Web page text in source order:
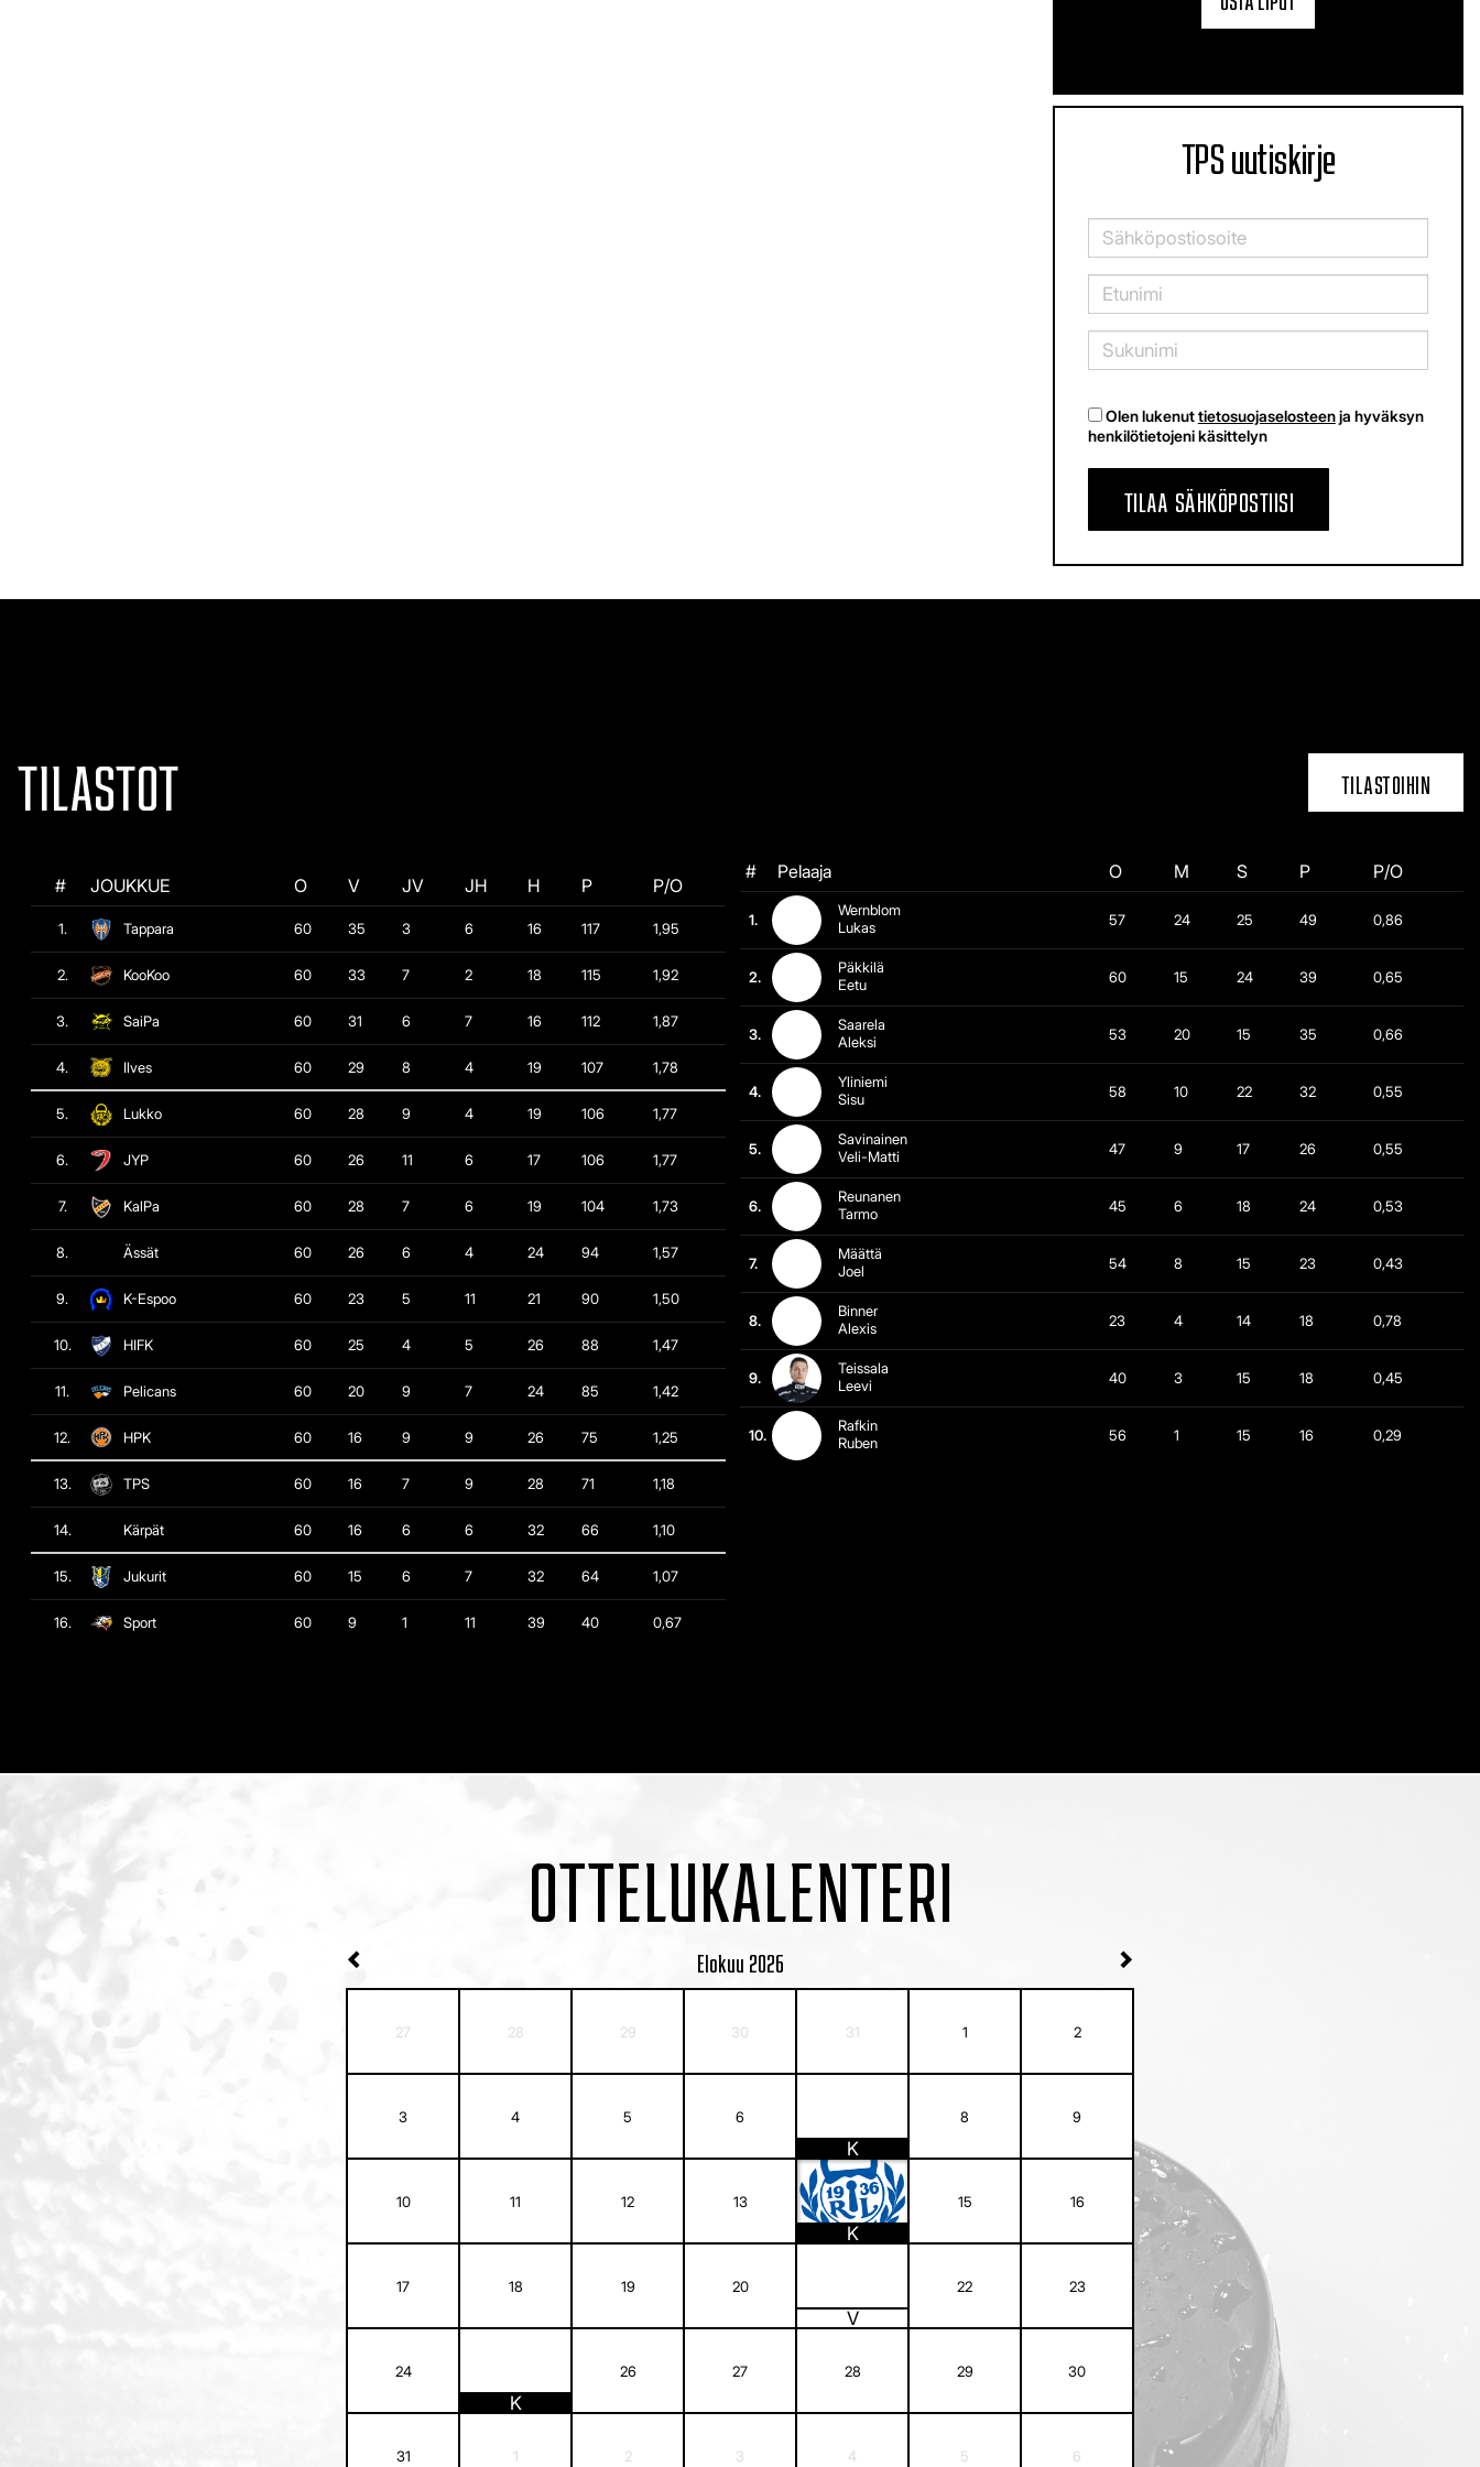
TPS uutiskirje
Olen lukenuttietosuojaselosteenja hyväksyn
henkilötietojeni käsittelyn
TILAA SÄHKÖPOSTIISI
TILASTOT TILASTOIHIN
# JOUKKUE O V JV JH H P P/O
1. Tappara 60 35 3 6 16 117 1,95
2. KooKoo 60 33 7 2 18 115 1,92
3. SaiPa 60 31 6 7 16 112 1,87
4. Ilves 60 29 8 4 19 107 1,78
5. Lukko 60 28 9 4 19 106 1,77
6. JYP 60 26 11 6 17 106 1,77
7. KalPa 60 28 7 6 19 104 1,73
8. Ässät 60 26 6 4 24 94 1,57
9. K-Espoo 60 23 5 11 21 90 1,50
10. HIFK 60 25 4 5 26 88 1,47
11. Pelicans 60 20 9 7 24 85 1,42
12. HPK 60 16 9 9 26 75 1,25
13. TPS 60 16 7 9 28 71 1,18
14. Kärpät 60 16 6 6 32 66 1,10
15. Jukurit 60 15 6 7 32 64 1,07
16. Sport 60 9 1 11 39 40 0,67
# Pelaaja O M S P P/O
1.
Wernblom
Lukas
57 24 25 49 0,86
2.
Päkkilä
Eetu
60 15 24 39 0,65
3.
Saarela
Aleksi
53 20 15 35 0,66
4.
Yliniemi
Sisu
58 10 22 32 0,55
5.
Savinainen
Veli-Matti
47 9 17 26 0,55
6.
Reunanen
Tarmo
45 6 18 24 0,53
7.
Määttä
Joel
54 8 15 23 0,43
8.
Binner
Alexis
23 4 14 18 0,78
9.
Teissala
Leevi
40 3 15 18 0,45
10.
Rafkin
Ruben
56 1 15 16 0,29
OTTELUKALENTERI
Elokuu 2026
27 28 29 30 31 1 2
3 4 5 6
K
8 9
10 11 12 13
14
K
15 16
17 18 19 20
V
22 23
24
K
26 27 28 29 30
31 1 2 3 4 5 6